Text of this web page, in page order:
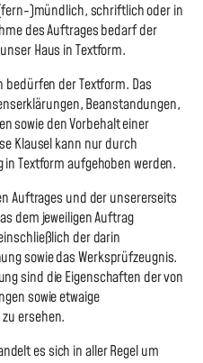
)mündlich, schriftlich oder in
des Auftrages bedarf der
Haus in Textform.
bedürfen der Textform. Das
Beanstandungen,
sowie den Vorbehalt einer
Klausel kann nur durch
Textform aufgehoben werden.
Auftrages und der unsererseits
dem jeweiligen Auftrag
der darin
sowie das Werksprüfzeugnis.
sind die Eigenschaften der von
sowie etwaige
ersehen.
es sich in aller Regel um